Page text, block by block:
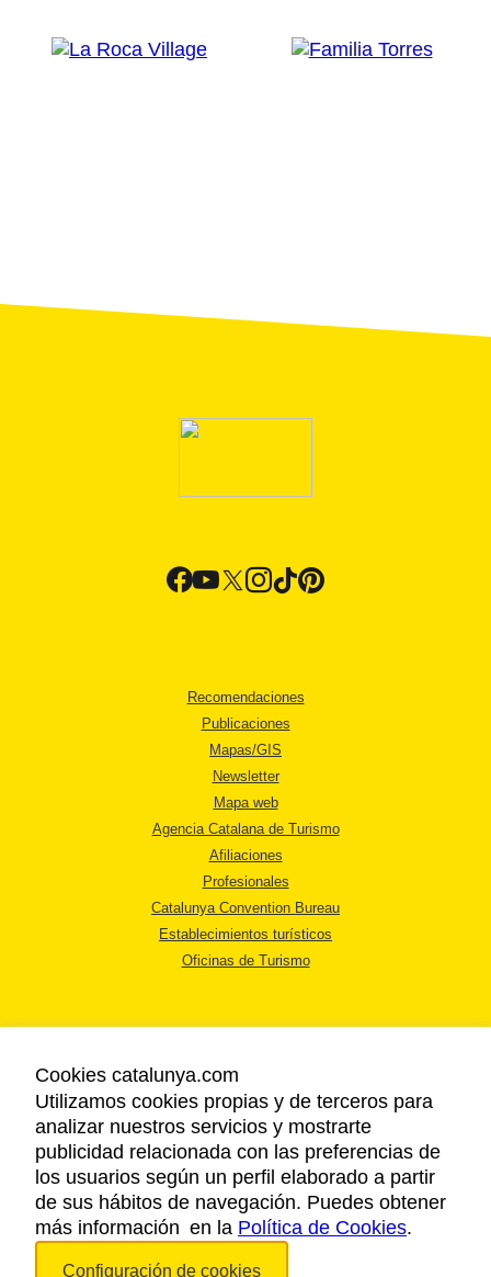
Recomendaciones
Publicaciones
Mapas/GIS
Newsletter
Mapa web
Agencia Catalana de Turismo
Afiliaciones
Profesionales
Catalunya Convention Bureau
Establecimientos turísticos
Oficinas de Turismo
AVISO LEGAL
POLÍTICA DE PRIVACIDAD
COOKIES
ACCESSIBILIDAD
Copyright © 2026. Agencia Catalana de Turismo. Todos los derechos
Cookies catalunya.com
Utilizamos cookies propias y de terceros para
analizar nuestros servicios y mostrarte
publicidad relacionada con las preferencias de
los usuarios según un perfil elaborado a partir
de sus hábitos de navegación. Puedes obtener
más información en la Política de Cookies.
Configuración de cookies